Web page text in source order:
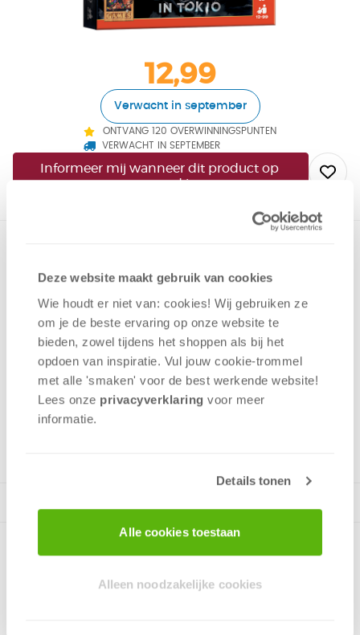
Deze website maakt gebruik van cookies
Wie houdt er niet van: cookies! Wij gebruiken ze
om je de beste ervaring op onze website te
bieden, zowel tijdens het shoppen als bij het
opdoen van inspiratie. Vul jouw cookie-trommel
met alle 'smaken' voor de best werkende website​!
Lees onze privacyverklaring voor meer
informatie.
Details tonen
Alle cookies toestaan
Alleen noodzakelijke cookies
12,99
Verwacht in september
ONTVANG 120 OVERWINNINGSPUNTEN
VERWACHT IN SEPTEMBER
Informeer mij wanneer dit product op
voorraad is
Room word je opgeroepen om de mysterieuze
omstandigheden rond een stroomstoring in Tokio te
onderzoeken en op te lossen.
Coöperatief
Puzzelen
Tijdsdruk